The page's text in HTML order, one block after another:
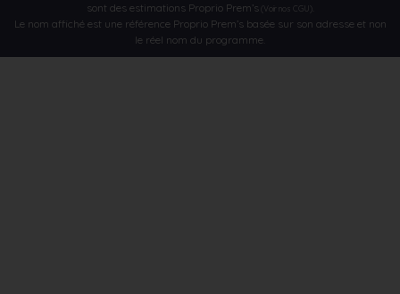
sont des estimations Proprio Prem’s(Voir nos CGU)
Le nom affiché est une référence Proprio Prem’s basée sur son adresse et non
le réel nom du programme.